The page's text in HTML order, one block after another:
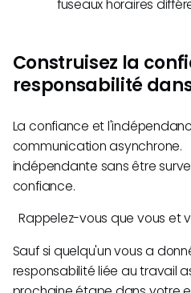
fuseaux horaires
Construisez la
responsabilité
La confiance et
communication asynchrone.
indépendante sans être
confiance.
Rappelez-vous que vous et
Sauf si quelqu'un vous a
responsabilité liée au travail